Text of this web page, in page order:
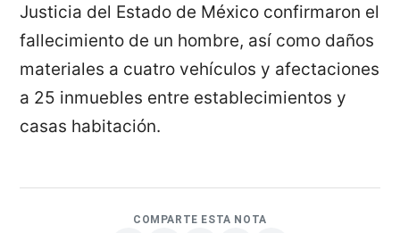
Justicia del Estado de México confirmaron el
fallecimiento de un hombre, así como daños
materiales a cuatro vehículos y afectaciones
a 25 inmuebles entre establecimientos y
casas habitación.
COMPARTE ESTA NOTA